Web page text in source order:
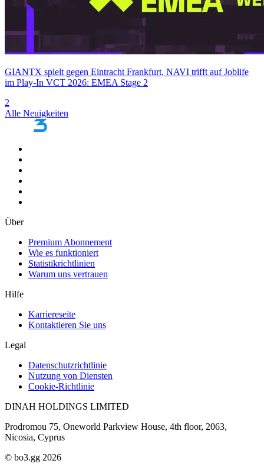
GIANTX spielt gegen Eintracht Frankfurt, NAVI trifft auf Joblife
im Play-In VCT 2026: EMEA Stage 2
2
Alle Neuigkeiten
Über
Premium Abonnement
Wie es funktioniert
Statistikrichtlinien
Warum uns vertrauen
Hilfe
Karriereseite
Kontaktieren Sie uns
Legal
Datenschutzrichtlinie
Nutzung von Diensten
Cookie-Richtlinie
DINAH HOLDINGS LIMITED
Prodromou 75, Oneworld Parkview House, 4th floor, 2063,
Nicosia, Cyprus
© bo3.gg 2026